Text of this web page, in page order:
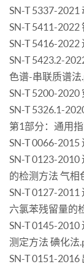
SN-T 5337-
SN-T 5411-
SN-T 5416-2022
SN-T 5423.2-
色谱-串联质谱法
SN-T 5200-2020
SN-T 5326.1-
第1部分：通用
SN-T 0066-
SN-T 0123-
的检测方法 气相
SN-T 0127-
六氯苯残留量的
SN-T 0145-
测定方法 碘化法
SN-T 0151-